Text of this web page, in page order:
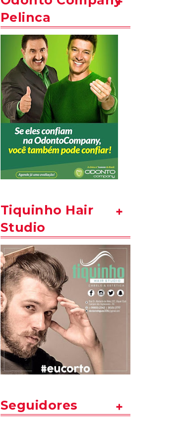
Pelinca
Tiquinho Hair
Studio
Seguidores